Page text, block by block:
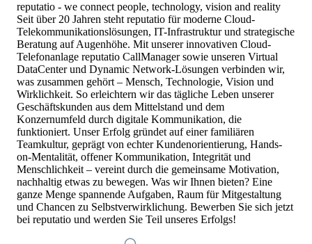
reputatio - we connect people, technology, vision and reality
Seit über 20 Jahren steht reputatio für moderne Cloud-
Telekommunikationslösungen, IT-Infrastruktur und strategische
Beratung auf Augenhöhe. Mit unserer innovativen Cloud-
Telefonanlage reputatio CallManager sowie unseren Virtual
DataCenter und Dynamic Network-Lösungen verbinden wir,
was zusammen gehört – Mensch, Technologie, Vision und
Wirklichkeit. So erleichtern wir das tägliche Leben unserer
Geschäftskunden aus dem Mittelstand und dem
Konzernumfeld durch digitale Kommunikation, die
funktioniert. Unser Erfolg gründet auf einer familiären
Teamkultur, geprägt von echter Kundenorientierung, Hands-
on-Mentalität, offener Kommunikation, Integrität und
Menschlichkeit – vereint durch die gemeinsame Motivation,
nachhaltig etwas zu bewegen. Was wir Ihnen bieten? Eine
ganze Menge spannende Aufgaben, Raum für Mitgestaltung
und Chancen zu Selbstverwirklichung. Bewerben Sie sich jetzt
bei reputatio und werden Sie Teil unseres Erfolgs!